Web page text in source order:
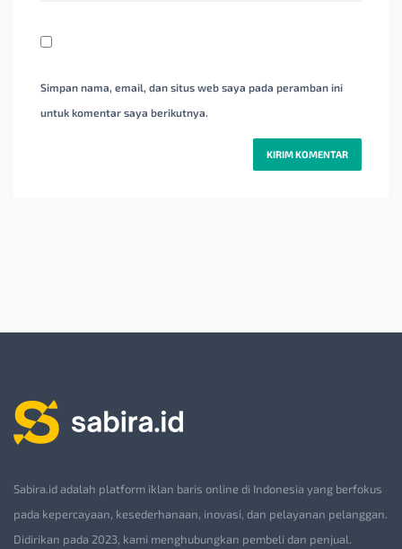
Simpan nama, email, dan situs web saya pada peramban ini
untuk komentar saya berikutnya.
Sabira.id adalah platform iklan baris online di Indonesia yang berfokus
pada kepercayaan, kesederhanaan, inovasi, dan pelayanan pelanggan.
Didirikan pada 2023, kami menghubungkan pembeli dan penjual.